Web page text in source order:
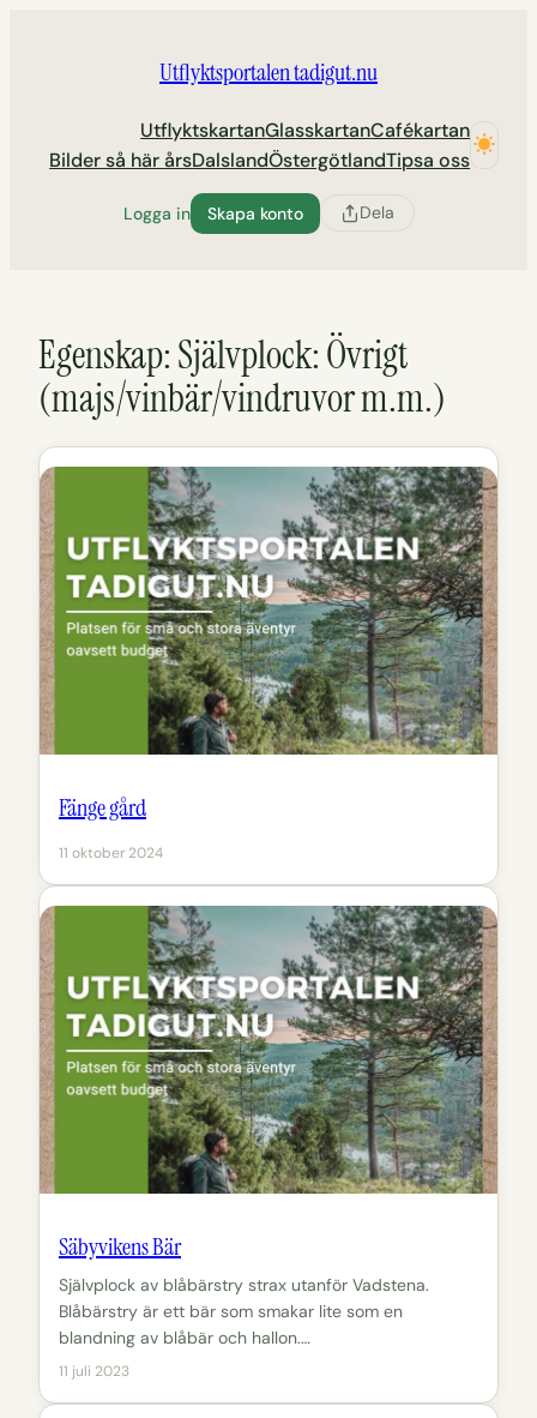
Utflyktsportalen tadigut.nu
UtflyktskartanGlasskartanCafékartan
Bilder så här årsDalslandÖstergötlandTipsa oss
Logga in Skapa konto Dela
Egenskap:Självplock: Övrigt
(majs/vinbär/vindruvor m.m.)
Fänge gård
11 oktober 2024
Säbyvikens Bär
Självplock av blåbärstry strax utanför Vadstena.
Blåbärstry är ett bär som smakar lite som en
blandning av blåbär och hallon.…
11 juli 2023